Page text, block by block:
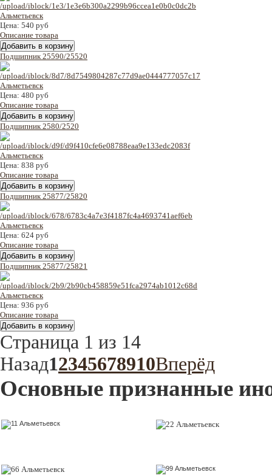
Цена: 540 руб
Описание товара
Подшипник 25590/25520
Цена: 480 руб
Описание товара
Подшипник 2580/2520
Цена: 838 руб
Описание товара
Подшипник 25877/25820
Цена: 624 руб
Описание товара
Подшипник 25877/25821
Цена: 936 руб
Описание товара
Страница 1 из 14
Назад12345678910Вперёд
Основные признанные